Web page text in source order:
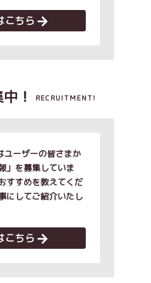
こちら
！ RECRUITMENT!
ユーザーの皆さまか
」を募集していま
すすめを教えてくだ
にしてご紹介いたし
こちら